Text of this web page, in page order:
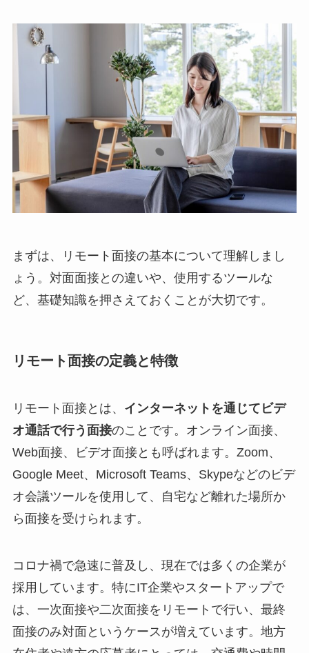
まずは、リモート面接の基本について理解しまし
ょう。対面面接との違いや、使用するツールな
ど、基礎知識を押さえておくことが大切です。
リモート面接の定義と特徴
リモート面接とは、 インターネットを通じてビデ
オ通話で行う面接のことです。オンライン面接、
Web面接、ビデオ面接とも呼ばれます。Zoom、
Google Meet、Microsoft Teams、Skypeなどのビデ
オ会議ツールを使用して、自宅など離れた場所か
ら面接を受けられます。
コロナ禍で急速に普及し、現在では多くの企業が
採用しています。特にIT企業やスタートアップで
は、一次面接や二次面接をリモートで行い、最終
面接のみ対面というケースが増えています。地方